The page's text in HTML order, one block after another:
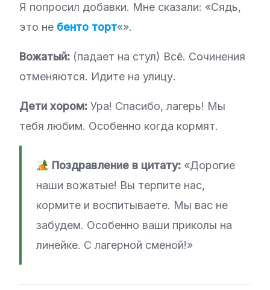
Я попросил добавки. Мне сказали: «Сядь,
это не бенто торт«».
Вожатый: (падает на стул) Всё. Сочинения
отменяются. Идите на улицу.
Дети хором: Ура! Спасибо, лагерь! Мы
тебя любим. Особенно когда кормят.
Поздравление в цитату:«Дорогие
наши вожатые! Вы терпите нас,
кормите и воспитываете. Мы вас не
забудем. Особенно ваши приколы на
линейке. С лагерной сменой!»